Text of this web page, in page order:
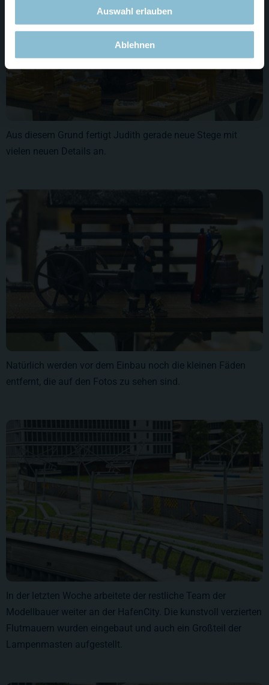
Auswahl erlauben
Ablehnen
Aus diesem Grund fertigt Judith gerade neue Stege mit
vielen neuen Details an.
Natürlich werden vor dem Einbau noch die kleinen Fäden
entfernt, die auf den Fotos zu sehen sind.
In der letzten Woche arbeitete der restliche Team der
Modellbauer weiter an der HafenCity. Die kunstvoll verzierten
Flutmauern wurden eingebaut und auch ein Großteil der
Lampenmasten aufgestellt.